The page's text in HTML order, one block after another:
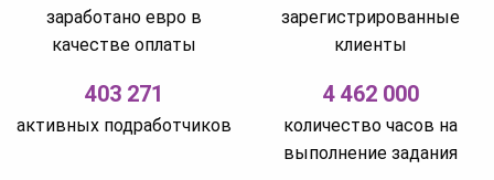
заработано евро в
качестве оплаты
зарегистрированные
клиенты
403 271
активных подработчиков
4 462 000
количество часов на
выполнение задания